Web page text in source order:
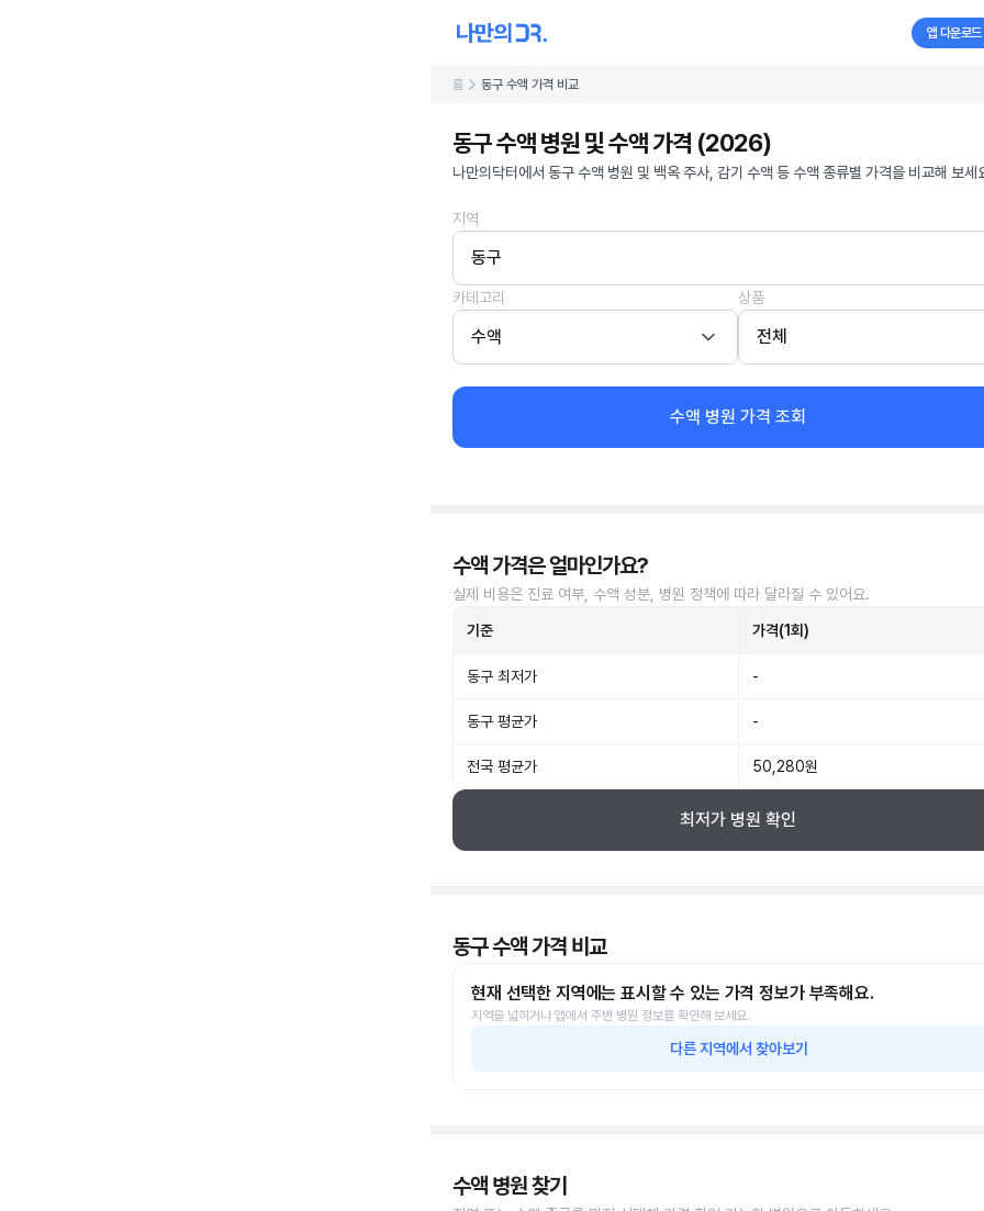
앱 다운로드
홈 동구 수액 가격 비교
동구 수액 병원 및 수액 가격 (2026)
나만의닥터에서 동구 수액 병원 및 백옥 주사, 감기 수액 등 수액 종류별 가격을 비교해 보세
지역
동구
카테고리
수액
상품
전체
수액 병원 가격 조회
수액 가격은 얼마인가요?
실제 비용은 진료 여부, 수액 성분, 병원 정책에 따라 달라질 수 있어요.
기준 가격(1회)
동구 최저가 -
동구 평균가 -
전국 평균가 50,280원
최저가 병원 확인
동구 수액 가격 비교
현재 선택한 지역에는 표시할 수 있는 가격 정보가 부족해요.
지역을 넓히거나 앱에서 주변 병원 정보를 확인해 보세요.
다른 지역에서 찾아보기
수액 병원 찾기